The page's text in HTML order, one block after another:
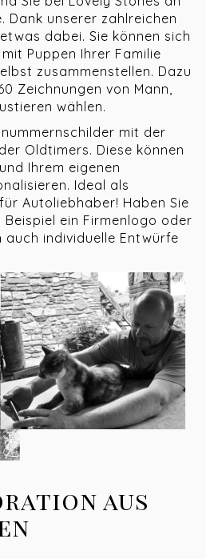
Dank unserer zahlreichen
dabei. Sie können sich
Puppen Ihrer Familie
zusammenstellen. Dazu
Zeichnungen von Mann,
wählen.
mit der
Oldtimers. Diese können
Ihrem eigenen
Ideal als
Autoliebhaber! Haben Sie
Beispiel ein Firmenlogo oder
auch individuelle Entwürfe
aus